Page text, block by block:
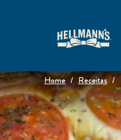
Home Receitas